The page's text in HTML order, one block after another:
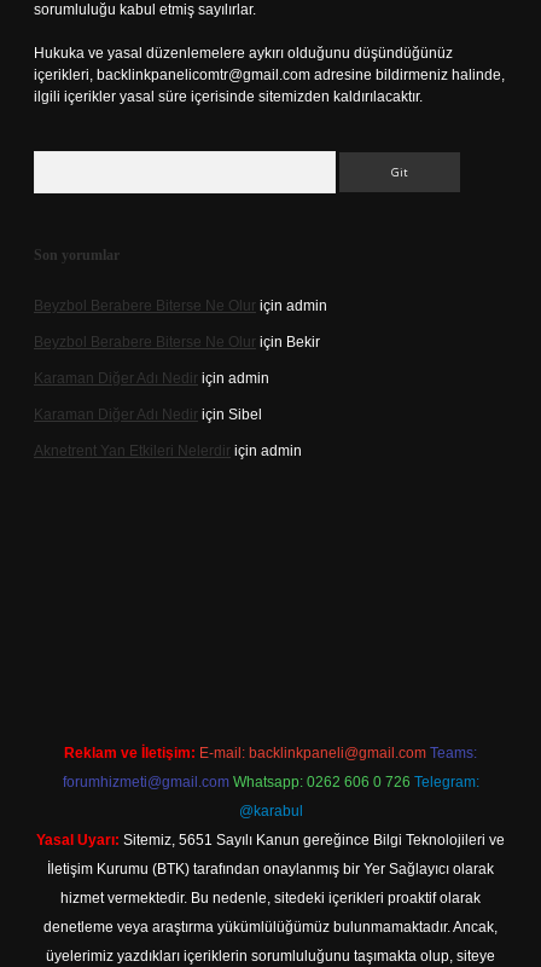
sorumluluğu kabul etmiş sayılırlar.
Hukuka ve yasal düzenlemelere aykırı olduğunu düşündüğünüz
içerikleri, backlinkpanelicomtr@gmail.com adresine bildirmeniz halinde,
ilgili içerikler yasal süre içerisinde sitemizden kaldırılacaktır.
Son yorumlar
Beyzbol Berabere Biterse Ne Olur için admin
Beyzbol Berabere Biterse Ne Olur için Bekir
Karaman Diğer Adı Nedir için admin
Karaman Diğer Adı Nedir için Sibel
Aknetrent Yan Etkileri Nelerdir için admin
Reklam ve İletişim: E-mail: backlinkpaneli@gmail.com Teams:
forumhizmeti@gmail.com Whatsapp: 0262 606 0 726 Telegram:
@karabul
Yasal Uyarı: Sitemiz, 5651 Sayılı Kanun gereğince Bilgi Teknolojileri ve
İletişim Kurumu (BTK) tarafından onaylanmış bir Yer Sağlayıcı olarak
hizmet vermektedir. Bu nedenle, sitedeki içerikleri proaktif olarak
denetleme veya araştırma yükümlülüğümüz bulunmamaktadır. Ancak,
üyelerimiz yazdıkları içeriklerin sorumluluğunu taşımakta olup, siteye